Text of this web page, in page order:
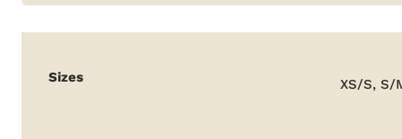
Aanvullende
informatie
Sizes XS/S, S/